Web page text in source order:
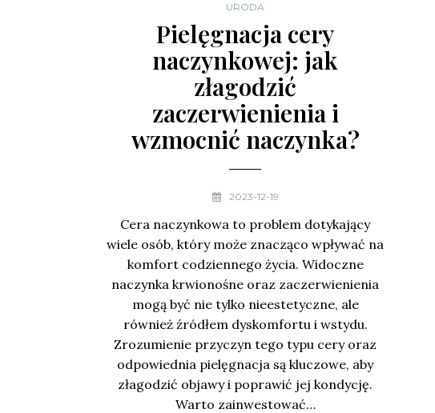
URODA
Pielęgnacja cery
naczynkowej: jak
złagodzić
zaczerwienienia i
wzmocnić naczynka?
2023-12-19
Cera naczynkowa to problem dotykający
wiele osób, który może znacząco wpływać na
komfort codziennego życia. Widoczne
naczynka krwionośne oraz zaczerwienienia
mogą być nie tylko nieestetyczne, ale
również źródłem dyskomfortu i wstydu.
Zrozumienie przyczyn tego typu cery oraz
odpowiednia pielęgnacja są kluczowe, aby
złagodzić objawy i poprawić jej kondycję.
Warto zainwestować…